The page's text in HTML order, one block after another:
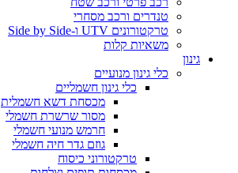
טנדרים ורכב מסחרי
טרקטורונים UTV ו-Side by Side
משאיות קלות
גינון
כלי גינון מנועיים
כלי גינון חשמליים
מכסחת דשא חשמלית
מסור שרשרת חשמלי
חרמש מנועי חשמלי
גוזם גדר חיה חשמלי
טרקטורוני כיסוח